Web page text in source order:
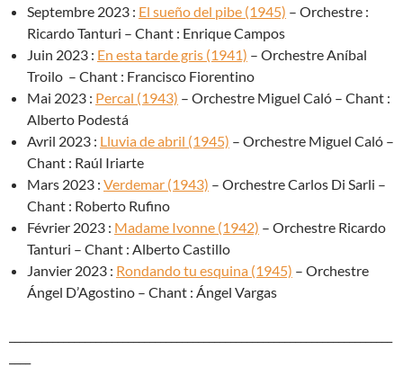
Septembre 2023 : El sueño del pibe (1945) – Orchestre :
Ricardo Tanturi – Chant : Enrique Campos
Juin 2023 : En esta tarde gris (1941) – Orchestre Aníbal
Troilo – Chant : Francisco Fiorentino
Mai 2023 : Percal (1943) – Orchestre Miguel Caló – Chant :
Alberto Podestá
Avril 2023 : Lluvia de abril (1945) – Orchestre Miguel Caló –
Chant : Raúl Iriarte
Mars 2023 : Verdemar (1943) – Orchestre Carlos Di Sarli –
Chant : Roberto Rufino
Février 2023 : Madame Ivonne (1942) – Orchestre Ricardo
Tanturi – Chant : Alberto Castillo
Janvier 2023 : Rondando tu esquina (1945) – Orchestre
Ángel D’Agostino – Chant : Ángel Vargas